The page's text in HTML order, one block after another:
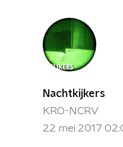
Nachtkijkers
KRO-NCRV
22 mei 2017